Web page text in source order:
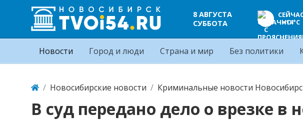
8 АВГУСТА
СУББОТА
+14°C
Новости Город и люди Страна и мир Без политики
Новосибирские новости Криминальные новости
В суд передано дело о врезке в